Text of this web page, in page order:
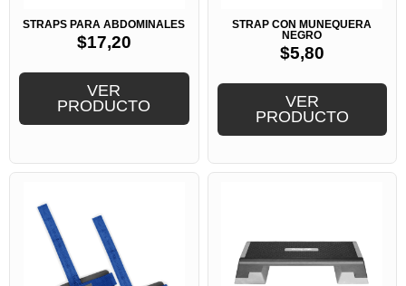
STRAPS PARA ABDOMINALES
$17,20
VER
PRODUCTO
STRAP CON MUÑEQUERA
NEGRO
$5,80
VER
PRODUCTO